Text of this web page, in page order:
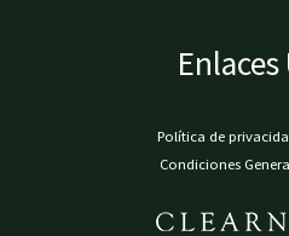
Política de
Condiciones